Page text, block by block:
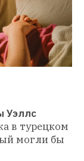
Уэллс
в турецком
могли бы